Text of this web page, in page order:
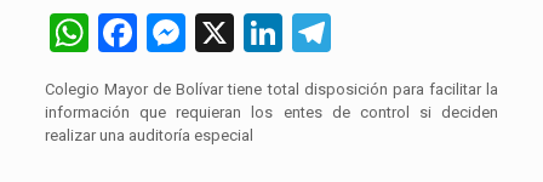
WhatsApp
Facebook
Messenger
X LinkedIn
Colegio Mayor de Bolívar tiene total disposición para facilitar la
información que requieran los entes de control si deciden
realizar una auditoría especial